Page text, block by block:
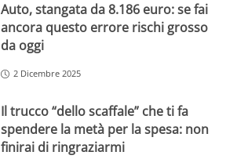
Auto, stangata da 8.186 euro: se fai
ancora questo errore rischi grosso
da oggi
2 Dicembre 2025
Il trucco “dello scaffale” che ti fa
spendere la metà per la spesa: non
finirai di ringraziarmi